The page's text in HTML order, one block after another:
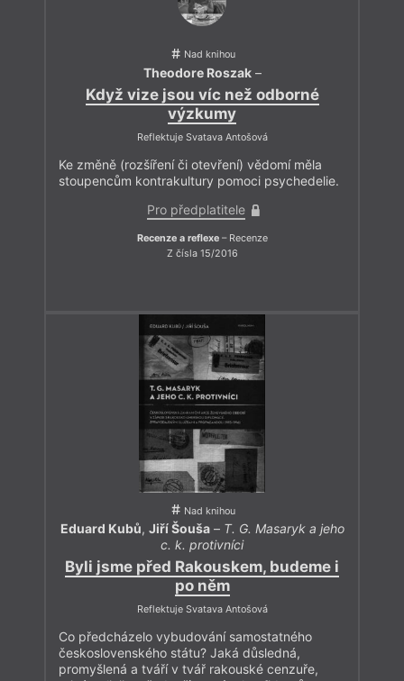
Nad knihou
Theodore Roszak–
Když vize jsou víc než odborné
výzkumy
Reflektuje Svatava Antošová
Ke změně (rozšíření či otevření) vědomí měla
stoupencům kontrakultury pomoci psychedelie.
Pro předplatitele
Recenze a reflexe– Recenze
Z čísla 15/2016
Nad knihou
Eduard Kubů, Jiří Šouša– T. G. Masaryk a jeho
c. k. protivníci
Byli jsme před Rakouskem, budeme i
po něm
Reflektuje Svatava Antošová
Co předcházelo vybudování samostatného
československého státu? Jaká důsledná,
promyšlená a tváří v tvář rakouské cenzuře,